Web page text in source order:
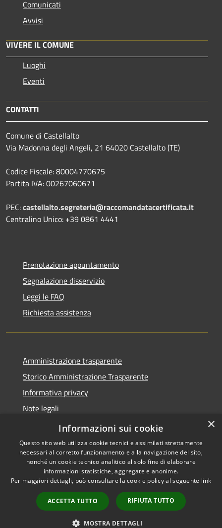
Comunicati
Avvisi
VIVERE IL COMUNE
Luoghi
Eventi
CONTATTI
Comune di Castellalto
Via Madonna degli Angeli, 21 64020 Castellalto (TE)
Codice Fiscale: 80004770675
Partita IVA: 00267060671
PEC:castellalto.segreteria@raccomandatacertificata.it
Centralino Unico: +39 0861 4441
Prenotazione appuntamento
Segnalazione disservizio
Leggi le FAQ
Richiesta assistenza
Amministrazione trasparente
Storico Amministrazione Trasparente
Informativa privacy
Note legali
Dichiarazione di accessibilità
Accessibilità
Copyright © 2026 • Comune di
Castellalto • Powered by
Municipium•
Accesso
redazione
×
Informazioni sui cookie
Questo sito web utilizza cookie tecnici e assimilati strettamente
necessari al corretto funzionamento e alla navigazione del sito,
nonché un cookie tecnico analitico al solo fine di elaborare
informazioni statistiche, aggregate e anonime.
Per maggiori dettagli, può consultare la cookie policy al seguente link
ACCETTA TUTTO RIFIUTA TUTTO
MOSTRA DETTAGLI